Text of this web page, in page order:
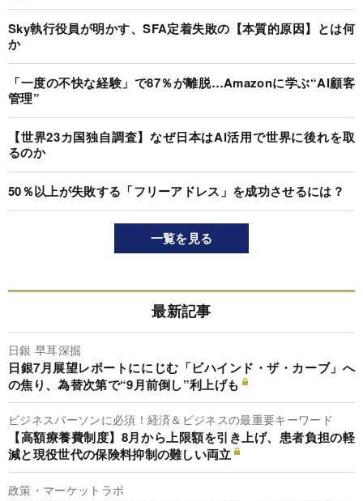
Sky執行役員が明かす、SFA定着失敗の【本質的原因】とは何
か
「一度の不快な経験」で87％が離脱…Amazonに学ぶ“AI顧客
管理”
【世界23カ国独自調査】なぜ日本はAI活用で世界に後れを取
るのか
50％以上が失敗する「フリーアドレス」を成功させるには？
一覧を見る
最新記事
日銀 早耳深掘
日銀7月展望レポートににじむ「ビハインド・ザ・カーブ」へ
の焦り、為替次第で“9月前倒し”利上げも
ビジネスパーソンに必須！経済＆ビジネスの最重要キーワード
【高額療養費制度】8月から上限額を引き上げ、患者負担の軽
減と現役世代の保険料抑制の難しい両立
政策・マーケットラボ